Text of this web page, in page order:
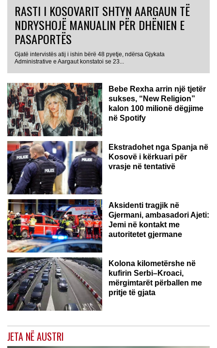
RASTI I KOSOVARIT SHTYN AARGAUN TË
NDRYSHOJË MANUALIN PËR DHËNIEN E
PASAPORTËS
Gjatë intervistës atij i ishin bërë 48 pyetje, ndërsa Gjykata
Administrative e Aargaut konstatoi se 23...
Bebe Rexha arrin një tjetër
sukses, “New Religion”
kalon 100 milionë dëgjime
në Spotify
Ekstradohet nga Spanja në
Kosovë i kërkuari për
vrasje në tentativë
GJERMANI
Aksidenti tragjik në
Gjermani, ambasadori Ajeti:
Jemi në kontakt me
autoritetet gjermane
Kolona kilometërshe në
kufirin Serbi–Kroaci,
mërgimtarët përballen me
pritje të gjata
JETA NË AUSTRI